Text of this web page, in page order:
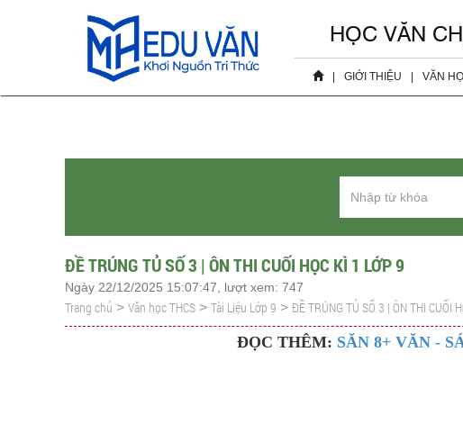
HỌC VĂN
GIỚI THIỆU VĂN
Tài
Tài
ĐỀ TRÚNG TỦ SỐ 3 | ÔN THI CUỐI HỌC KÌ 1 LỚP 9
Ngày 22/12/2025 15:07:47, lượt xem: 747
Trang chủ > Văn học THCS > Tài Liệu Lớp 9 > ĐỀ TRÚNG TỦ SỐ 3 | ÔN THI CUỐI
ĐỌC THÊM: SĂN 8+ VĂN -